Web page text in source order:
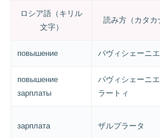
ロシア語（キリル
文字）
読み方（カタカ
повышение パヴィシェーニエ
повышение
зарплаты
パヴィシェーニ
ラートィ
зарплата ザルプラータ